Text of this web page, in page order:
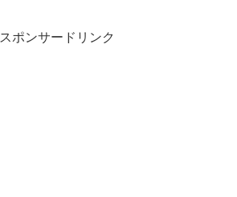
スポンサードリンク